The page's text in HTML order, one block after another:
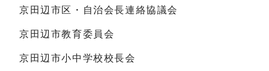
京田辺市区・自治会長連絡協議会
京田辺市教育委員会
京田辺市小中学校校長会